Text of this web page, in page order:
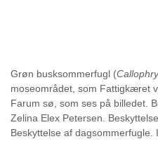
Grøn busksommerfugl (
moseområdet, som Fattigkæret
Farum sø, som ses på billedet.
Zelina Elex Petersen.
Beskyttelse af dagsommerfugle.